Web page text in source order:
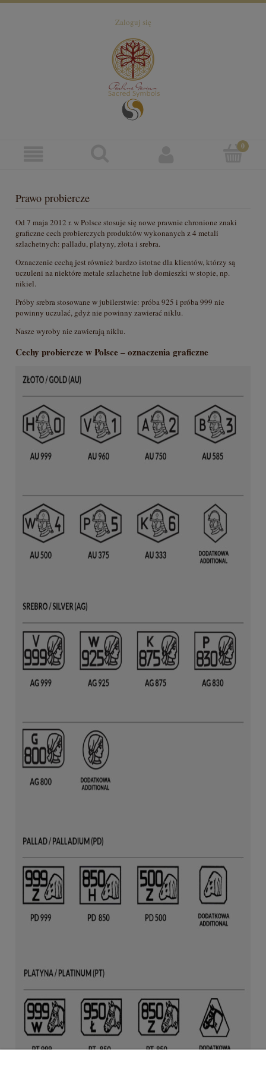
Zaloguj się
Prawo probiercze
Od 7 maja 2012 r. w Polsce stosuje się nowe prawnie chronione znaki
graficzne cech probierczych produktów wykonanych z 4 metali
szlachetnych: palladu, platyny, złota i srebra.
Oznaczenie cechą jest również bardzo istotne dla klientów, którzy są
uczuleni na niektóre metale szlachetne lub domieszki w stopie, np.
nikiel.
Próby srebra stosowane w jubilerstwie: próba 925 i próba 999 nie
powinny uczulać, gdyż nie powinny zawierać niklu.
Nasze wyroby nie zawierają niklu.
Cechy probiercze w Polsce – oznaczenia graficzne